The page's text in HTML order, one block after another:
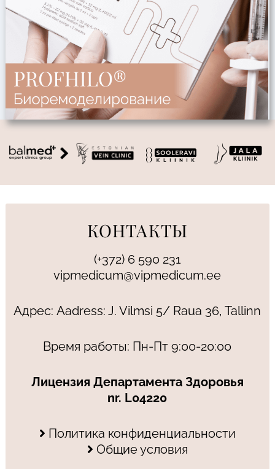
КОНТАКТЫ
(+372) 6 590 231
vipmedicum@vipmedicum.ee
Адрес: Aadress: J. Vilmsi 5/ Raua 36, Tallinn
Время работы: Пн-Пт 9:00-20:00
Лицензия Департамента Здоровья
nr. L04220
Политика конфиденциальности
Общие условия